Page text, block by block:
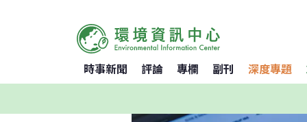
時事新聞 評論 專欄 副刊 深度專題